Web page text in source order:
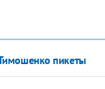
пикеты